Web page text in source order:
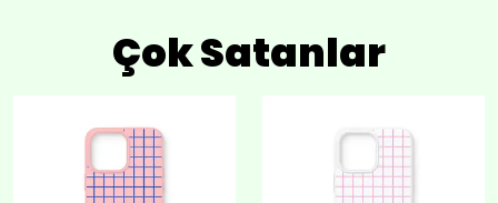
Çok Satanlar